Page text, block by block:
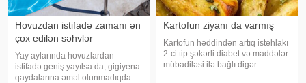
Hovuzdan istifadə zamanı ən
çox edilən səhvlər
Yay aylarında hovuzlardan
istifadə geniş yayılsa da, gigiyena
qaydalarına əməl olunmadıqda
Kartofun ziyanı da varmış
Kartofun həddindən artıq istehlakı
2-ci tip şəkərli diabet və maddələr
mübadiləsi ilə bağlı digər